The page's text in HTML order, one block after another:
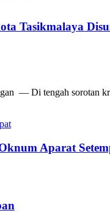
Tasikmalaya
— Di tengah sorotan
Aparat